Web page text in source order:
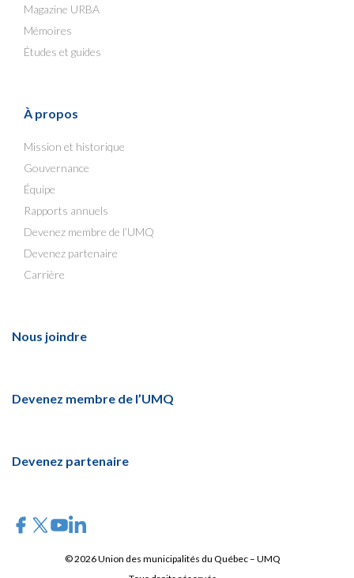
Magazine URBA
Mémoires
Études et guides
À propos
Mission et historique
Gouvernance
Équipe
Rapports annuels
Devenez membre de l’UMQ
Devenez partenaire
Carrière
Nous joindre
Devenez membre de l’UMQ
Devenez partenaire
© 2026 Union des municipalités du Québec – UMQ